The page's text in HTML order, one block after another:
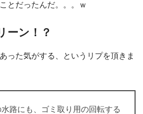
とだったんだ。。。ｗ
ーン！？
った気がする、というリプを頂きま
路にも、ゴミ取り用の回転する